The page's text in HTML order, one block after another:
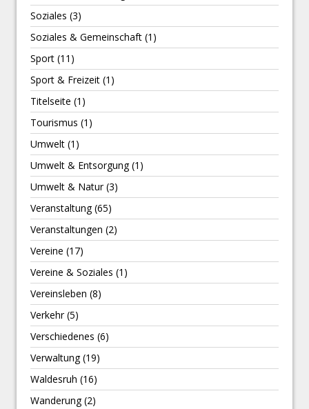
Soziales (3)
Soziales & Gemeinschaft (1)
Sport (11)
Sport & Freizeit (1)
Titelseite (1)
Tourismus (1)
Umwelt (1)
Umwelt & Entsorgung(1)
Umwelt & Natur(3)
Veranstaltung(65)
Veranstaltungen (2)
Vereine (17)
Vereine & Soziales (1)
Vereinsleben (8)
Verkehr(5)
Verschiedenes (6)
Verwaltung(19)
Waldesruh (16)
Wanderung(2)